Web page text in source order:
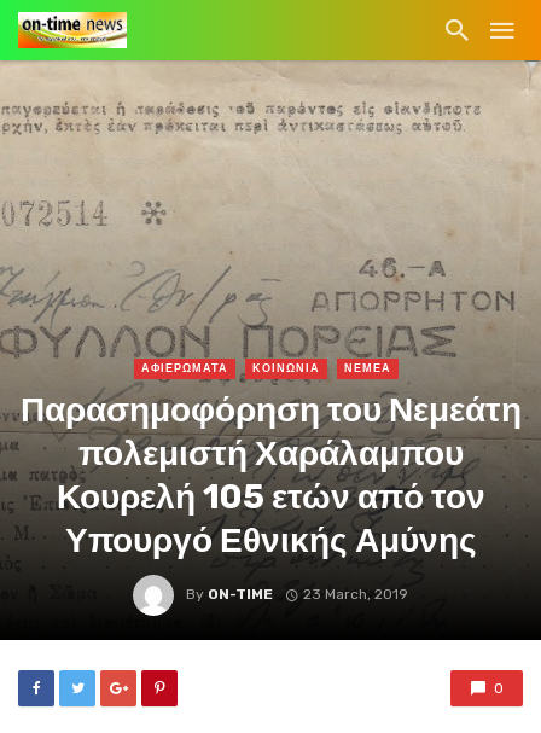
ΑΦΙΕΡΩΜΑΤΑ ΚΟΙΝΩΝΙΑ ΝΕΜΕΑ
Παρασημοφόρηση του Νεμεάτη
πολεμιστή Χαράλαμπου
Κουρελή 105 ετών από τον
Υπουργό Εθνικής Αμύνης
By ON-TIME 23 March, 2019
0